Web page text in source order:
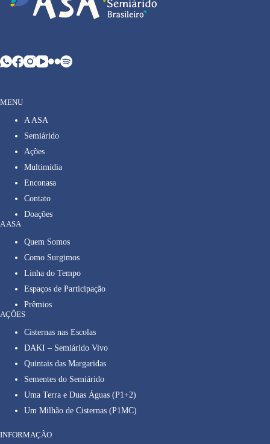
MENU
A ASA
Semiárido
Ações
Multimídia
Enconasa
Contato
Doações
A ASA
Quem Somos
Como Surgimos
Linha do Tempo
Espaços de Participação
Prêmios
AÇÕES
Cisternas nas Escolas
DAKI – Semiárido Vivo
Quintais das Margaridas
Sementes do Semiárido
Uma Terra e Duas Águas (P1+2)
Um Milhão de Cisternas (P1MC)
INFORMAÇÃO